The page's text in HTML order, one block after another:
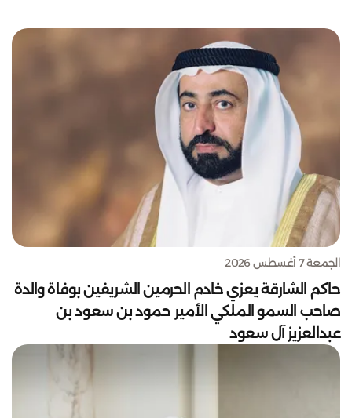
الجمعة 7 أغسطس 2026
حاكم الشارقة يعزي خادم الحرمين الشريفين بوفاة والدة
صاحب السمو الملكي الأمير حمود بن سعود بن
عبدالعزيز آل سعود